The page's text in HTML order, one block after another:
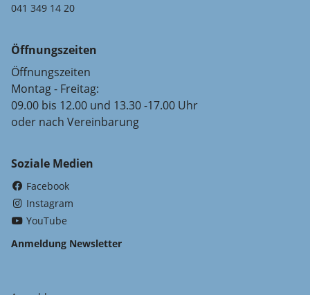
041 349 14 20
Öffnungszeiten
Öffnungszeiten
Montag - Freitag:
09.00 bis 12.00 und 13.30 -17.00 Uhr
oder nach Vereinbarung
Soziale Medien
Facebook
Instagram
YouTube
Anmeldung Newsletter